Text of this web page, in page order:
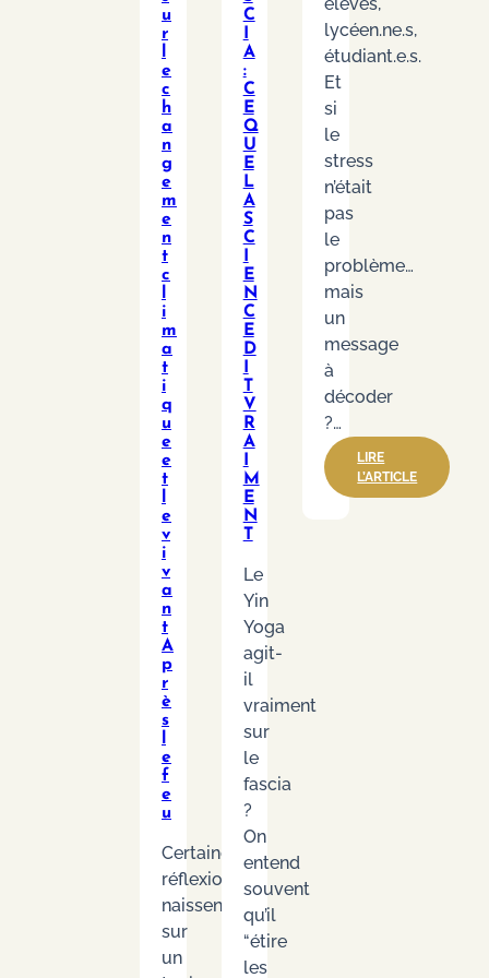
u
r
e
c
h
a
n
g
e
m
e
n
t
c
i
m
a
t
i
q
u
e
e
t
e
v
i
v
a
n
t
A
p
r
è
s
e
f
e
u
Certaines
réflexions
naissent
sur
un
C
A
:
C
E
Q
U
E
L
A
S
C
E
N
C
E
D
T
V
R
A
M
E
N
T
Le
Yin
Yoga
agit-
il
vraiment
sur
le
fascia
?
On
entend
souvent
qu’il
“étire
les
lycéen.ne.s,
étudiant.e.s.
Et
si
le
stress
n’était
pas
le
problème…
mais
un
message
à
décoder
?…
LIRE
L’ARTICLE:
GESTION